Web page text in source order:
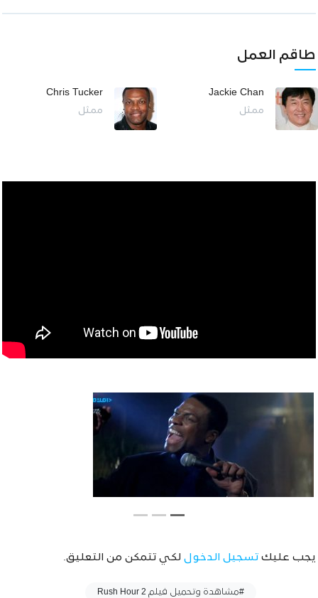
طاقم العمل
Jackie Chan
ممثل
Chris Tucker
ممثل
يجب عليك تسجيل الدخول لكي تتمكن من التعليق.
#مشاهدة وتحميل فيلم Rush Hour 2